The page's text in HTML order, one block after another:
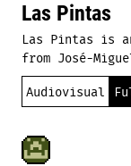
Las Pintas
Las Pintas is
from José-
Audiovisual